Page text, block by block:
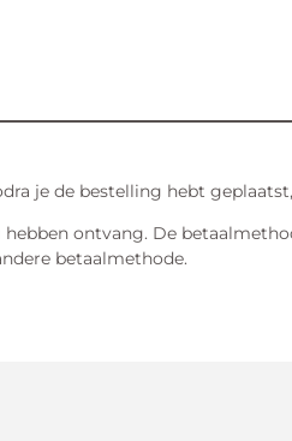
je de bestelling hebt
ontvang. De
betaalmethode.